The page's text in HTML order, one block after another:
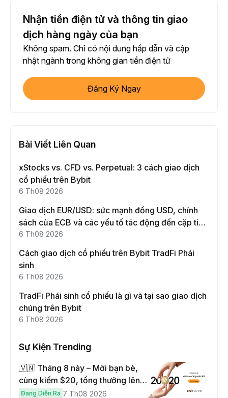
Nhận tiền điện tử và thông tin giao
dịch hàng ngày của bạn
Không spam. Chỉ có nội dung hấp dẫn và cập
nhật ngành trong không gian tiền điện tử
Đăng Ký Ngay
Bài Viết Liên Quan
xStocks vs. CFD vs. Perpetual: 3 cách giao dịch
cổ phiếu trên Bybit
6 Th08 2026
Giao dịch EUR/USD: sức mạnh đồng USD, chính
sách của ECB và các yếu tố tác động đến cặp tiền
này
6 Th08 2026
Cách giao dịch cổ phiếu trên Bybit TradFi Phái
sinh
6 Th08 2026
TradFi Phái sinh cổ phiếu là gì và tại sao giao dịch
chúng trên Bybit
6 Th08 2026
Sự Kiện Trending
🇻🇳 Tháng 8 này – Mời bạn bè,
cùng kiếm $20, tổng thưởng lên
đến $1,000
Đang Diễn Ra 7 Th08 2026